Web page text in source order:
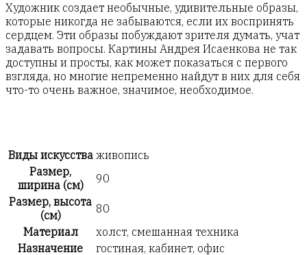
Художник создает необычные, удивительные образы,
которые никогда не забываются, если их воспринять
сердцем. Эти образы побуждают зрителя думать, учат
задавать вопросы. Картины Андрея Исаенкова не так
доступны и просты, как может показаться с первого
взгляда, но многие непременно найдут в них для себя
что-то очень важное, значимое, необходимое.
Виды искусства живопись
Размер,
ширина (см)
90
Размер, высота
(см)
80
Материал
холст, смешанная техника
Назначение
гостиная, кабинет, офис